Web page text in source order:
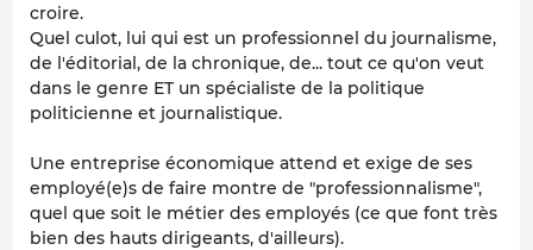
croire.
Quel culot, lui qui est un professionnel du journalisme,
de l'éditorial, de la chronique, de... tout ce qu'on veut
dans le genre ET un spécialiste de la politique
politicienne et journalistique.
Une entreprise économique attend et exige de ses
employé(e)s de faire montre de "professionnalisme",
quel que soit le métier des employés (ce que font très
bien des hauts dirigeants, d'ailleurs).